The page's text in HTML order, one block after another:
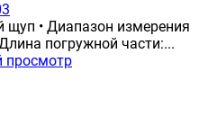
щуп • Диапазон измерения
погружной части:...
просмотр